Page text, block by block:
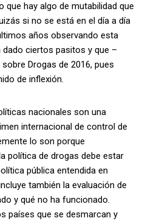
que hay algo de mutabilidad que
si no se está en el día a día
años observando esta
ciertos pasitos y que –
Drogas de 2016, pues
de inflexión.
nacionales son una
internacional de control de
lo son porque
política de drogas debe estar
pública entendida en
también la evaluación de
y qué no ha funcionado.
países que se desmarcan y